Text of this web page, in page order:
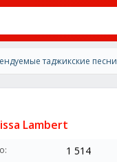
таджикские песни
Lambert
1 514